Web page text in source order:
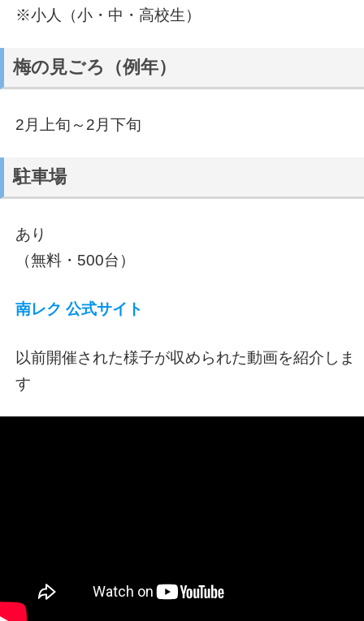
※小人（小・中・高校生）
梅の見ごろ（例年）
2月上旬～2月下旬
駐車場
あり
（無料・500台）
南レク 公式サイト
以前開催された様子が収められた動画を紹介しま
す